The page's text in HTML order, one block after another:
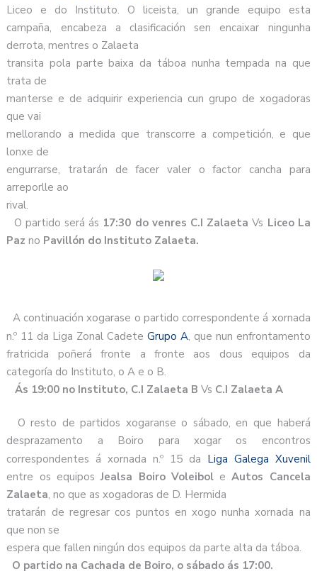
Liceo e do Instituto. O liceista, un grande equipo esta
campaña, encabeza a clasificación sen encaixar ningunha
derrota, mentres o Zalaeta
transita pola parte baixa da táboa nunha tempada na que
trata de
manterse e de adquirir experiencia cun grupo de xogadoras
que vai
mellorando a medida que transcorre a competición, e que
lonxe de
engurrarse, tratarán de facer valer o factor cancha para
arreporlle ao
rival.
O partido será ás 17:30 do venres C.I Zalaeta Vs LiceoLa
Paz no Pavillón do Instituto Zalaeta.
A continuación xogarase o partido correspondente á xornada
n.º 11 da Liga Zonal Cadete Grupo A, que nun enfrontamento
fratricida poñerá fronte a fronte aos dous equipos da
categoría do Instituto, o A e o B.
Ás 19:00 no Instituto, C.I Zalaeta BVs C.I Zalaeta A
O resto de partidos xogaranse o sábado, en que haberá
desprazamento a Boiro para xogar os encontros
correspondentes á xornada n.º 15 da Liga Galega Xuvenil
entre os equiposJealsa Boiro VoleiboleAutos Cancela
Zalaeta, no que as xogadoras de D. Hermida
tratarán de regresar cos puntos en xogo nunha xornada na
que non se
espera que fallen ningún dos equipos da parte alta da táboa.
O partido na Cachada de Boiro, o sábado ás 17:00.